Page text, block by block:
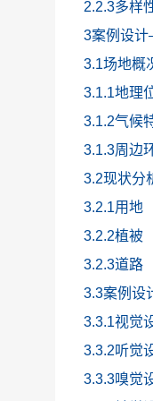
2.2.3多样
3案例设
3.1场地概
3.1.1地理
3.1.2气候
3.1.3周边
3.2现状分
3.2.1用地
3.2.2植被
3.2.3道路
3.3案例设
3.3.1视觉
3.3.2听觉
3.3.3嗅觉